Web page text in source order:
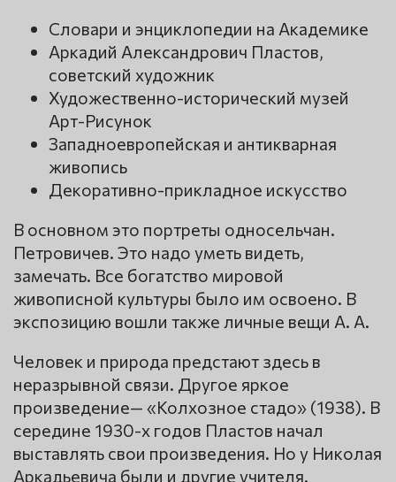
Словари и энциклопедии на Академике
Аркадий Александрович Пластов,
советский художник
Художественно-исторический музей
Арт-Рисунок
Западноевропейская и антикварная
живопись
Декоративно-прикладное искусство
В основном это портреты односельчан.
Петровичев. Это надо уметь видеть,
замечать. Все богатство мировой
живописной культуры было им освоено. В
экспозицию вошли также личные вещи А. А.
Человек и природа предстают здесь в
неразрывной связи. Другое яркое
произведение— «Колхозное стадо» (1938). В
середине 1930-х годов Пластов начал
выставлять свои произведения. Но у Николая
Аркадьевича были и другие учителя.